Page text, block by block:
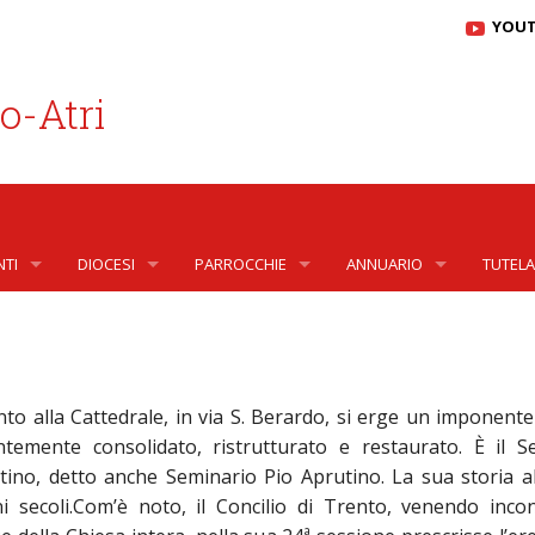
Atri
– UFFICI
E SEGRETERIA VESCOVILE
MARE
E DIOCESANO
DIOCESI
COMMISSIONE DI ARTE SACRA
COMUNITÀ RELIGIOSECOMUNITÀ RELIGIOSE MASCHILI DI DIRITTO
PARROCCHIE
VISITE PASTORALI
ANNUARIO
SEMINARISTI
ORDO VIRGINUM
alla Cattedrale, in via S. Berardo, si erge un
consolidato, ristrutturato e restaurato. È il
detto anche Seminario Pio Aprutino. La sua storia
secoli.Com’è noto, il Concilio di Trento, venendo